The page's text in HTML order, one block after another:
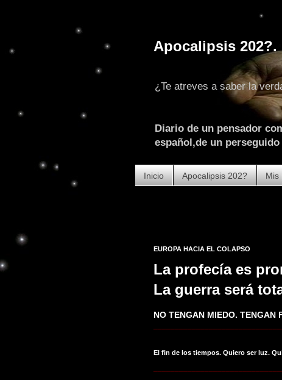
Apocalipsis
¿Te atreves a saber la
Diario de un pensador
español,de un
Inicio Apocalipsis 202? Mis
EUROPA HACIA EL COLAPSO
La profecía es
La guerra será
NO TENGAN MIEDO. TENGAN
El fin de los tiempos. Quiero ser luz.